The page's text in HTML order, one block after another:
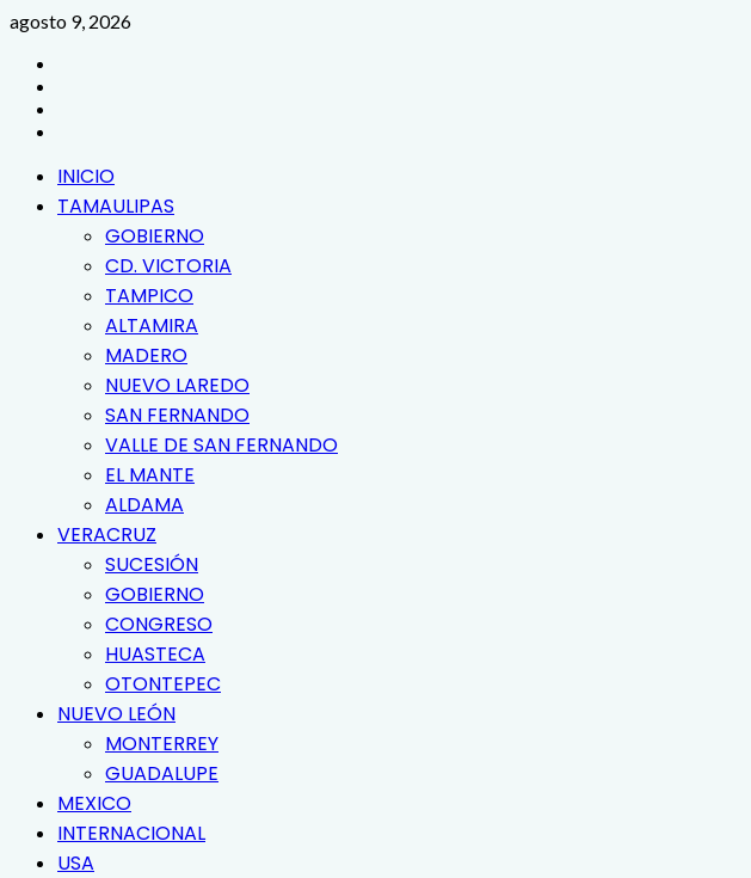
Saltar
contenido
agosto 9, 2026
Menú
principal
INICIO
TAMAULIPAS
GOBIERNO
CD. VICTORIA
TAMPICO
ALTAMIRA
MADERO
NUEVO LAREDO
SAN FERNANDO
VALLE DE SAN FERNANDO
EL MANTE
ALDAMA
VERACRUZ
SUCESIÓN
GOBIERNO
CONGRESO
HUASTECA
OTONTEPEC
NUEVO LEÓN
MONTERREY
GUADALUPE
MEXICO
INTERNACIONAL
USA